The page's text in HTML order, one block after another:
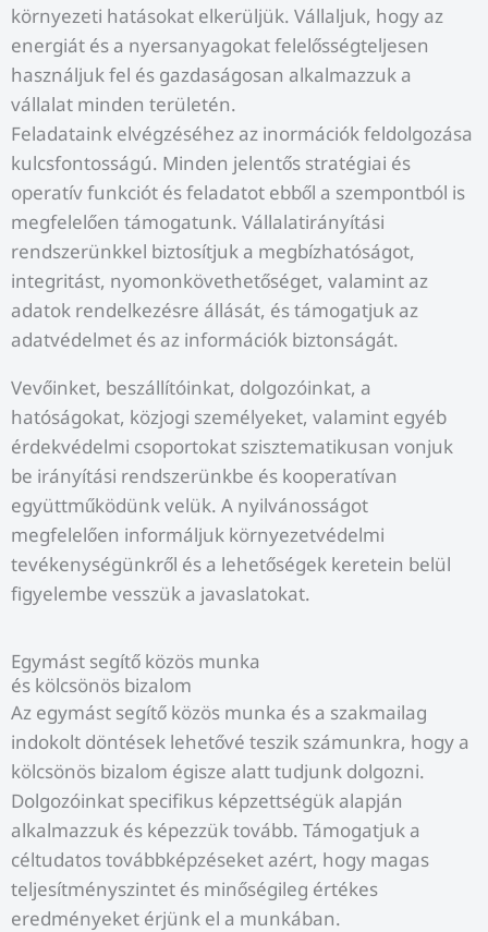
környezeti hatásokat elkerüljük. Vállaljuk, hogy az
energiát és a nyersanyagokat felelősségteljesen
használjuk fel és gazdaságosan alkalmazzuk a
vállalat minden területén.
Feladataink elvégzéséhez az inormációk feldolgozása
kulcsfontosságú. Minden jelentős stratégiai és
operatív funkciót és feladatot ebből a szempontból is
megfelelően támogatunk. Vállalatirányítási
rendszerünkkel biztosítjuk a megbízhatóságot,
integritást, nyomonkövethetőséget, valamint az
adatok rendelkezésre állását, és támogatjuk az
adatvédelmet és az információk biztonságát.
Vevőinket, beszállítóinkat, dolgozóinkat, a
hatóságokat, közjogi személyeket, valamint egyéb
érdekvédelmi csoportokat szisztematikusan vonjuk
be irányítási rendszerünkbe és kooperatívan
együttműködünk velük. A nyilvánosságot
megfelelően informáljuk környezetvédelmi
tevékenységünkről és a lehetőségek keretein belül
figyelembe vesszük a javaslatokat.
Egymást segítő közös munka
és kölcsönös bizalom
Az egymást segítő közös munka és a szakmailag
indokolt döntések lehetővé teszik számunkra, hogy a
kölcsönös bizalom égisze alatt tudjunk dolgozni.
Dolgozóinkat specifikus képzettségük alapján
alkalmazzuk és képezzük tovább. Támogatjuk a
céltudatos továbbképzéseket azért, hogy magas
teljesítményszintet és minőségileg értékes
eredményeket érjünk el a munkában.